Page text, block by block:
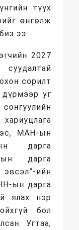
түүх
өнгөлж
ээ.
2027
сорилт
уг
МАН-ын
дарга
дарга
ийн
ын дарга
ялах нэр
бол
Угтаа,